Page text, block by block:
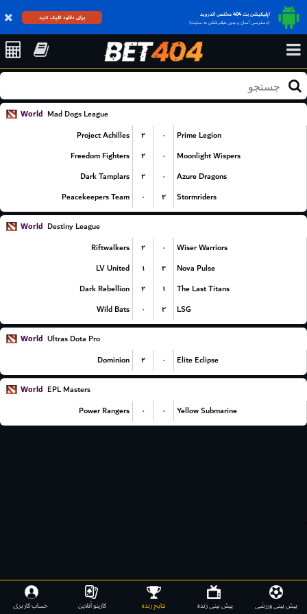
اپلیکیشن بت 404 مختص اندروید
(دسترسی آسان و بدون فیلترشکن به سایت)
برای دانلود کلیک کنید
World Mad Dogs League
Project Achilles
۲ ۰
Prime Legion
Freedom Fighters
۲ ۰
Moonlight Wispers
Dark Tamplars
۲ ۰
Azure Dragons
Peacekeepers Team
۰ ۲ Stormriders
World Destiny League
Riftwalkers
۲ ۰
Wiser Warriors
LV United
۱ ۲
Nova Pulse
Dark Rebellion
۲ ۱
The Last Titans
Wild Bats
۰ ۲ LSG
World Ultras Dota Pro
Dominion
۲ ۰ Elite Eclipse
World EPL Masters
Power Rangers
۰ ۰ Yellow Submarine
پیش بینی ورزشی پیش بینی زنده نتایج زنده کازینو آنلاین حساب کاربری